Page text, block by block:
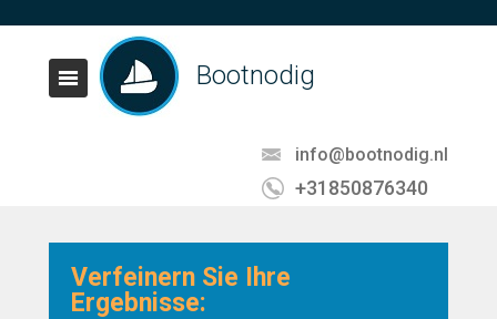
Bootnodig
info@bootnodig.nl
+31850876340
Verfeinern Sie Ihre
Ergebnisse: